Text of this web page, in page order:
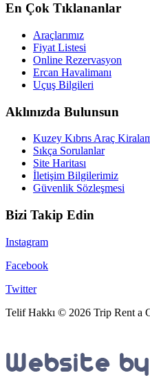
En Çok Tıklananlar
Araçlarımız
Fiyat Listesi
Online Rezervasyon
Ercan Havalimanı
Uçuş Bilgileri
Aklınızda Bulunsun
Kuzey Kıbrıs Araç
Sıkça Sorulanlar
Site Haritası
İletişim Bilgilerimiz
Güvenlik Sözleşmesi
Bizi Takip Edin
Instagram
Facebook
Twitter
Telif Hakkı © 2026 Trip Rent a